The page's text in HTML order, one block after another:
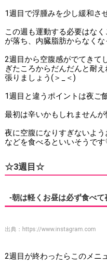
1週目で浮腫みを少し緩和さ
この週も運動する必要はな
が落ち、内臓脂肪からなく
2週目から空腹感がでてきて
ぎたころからだんだんと耐
張りましょう(＞_＜)
1週目と違うポイントは夜ご
最初は辛いかもしれません
夜に空腹になりすぎないよ
などを食べるといいそうで
☆3週目☆
-朝は軽くお昼は必ず食べて
出典： https://www.instagram.com
2週目が終わったらこのメニ